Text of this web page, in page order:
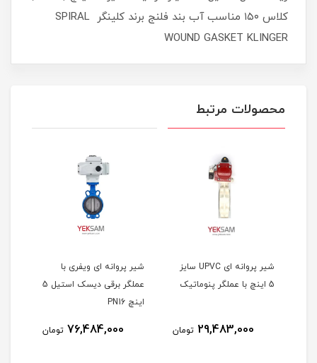
کلاس ۱۵۰ مناسب آب بند فلنج برند کلینگر SPIRAL
WOUND GASKET KLINGER
محصولات مرتبط
شیر پروانه ای UPVC سایز
5 اینچ با عملگر پنوماتیک
29,483,000 تومان
شیر پروانه ای ویفری با
عملگر برقی دیسک استیل 5
اینچ PN16
76,484,000 تومان